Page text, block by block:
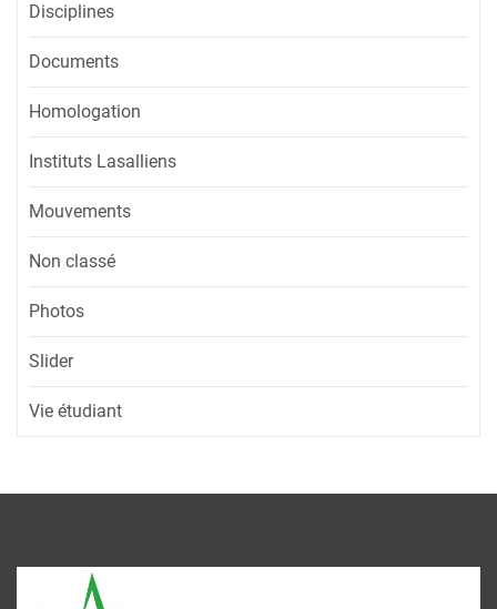
Disciplines
Documents
Homologation
Instituts Lasalliens
Mouvements
Non classé
Photos
Slider
Vie étudiant